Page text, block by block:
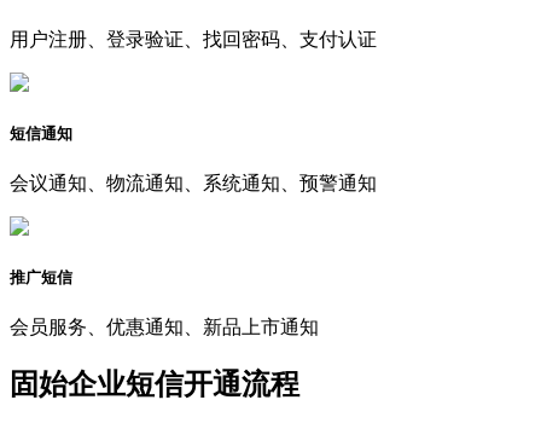
用户注册、登录验证、找回密码、支付认证
短信通知
会议通知、物流通知、系统通知、预警通知
推广短信
会员服务、优惠通知、新品上市通知
固始企业短信开通流程